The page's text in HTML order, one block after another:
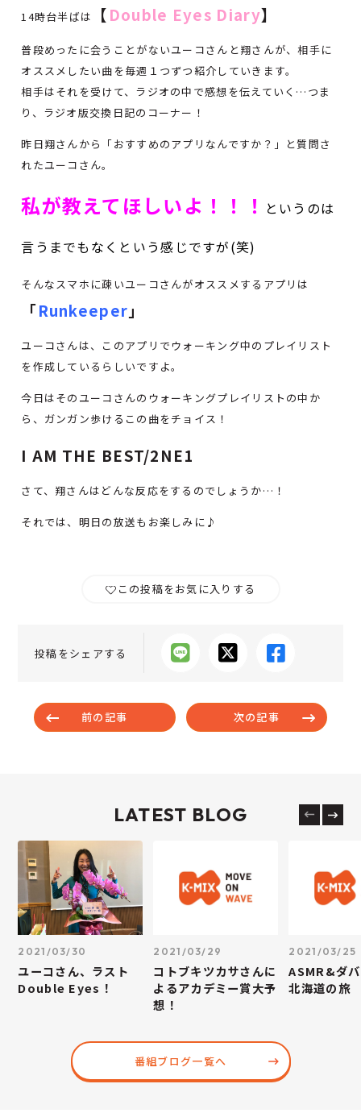
14時台半ばは 【Double Eyes Diary】
普段めったに会うことがないユーコさんと翔さんが、相手に
オススメしたい曲を毎週１つずつ紹介していきます。
相手はそれを受けて、ラジオの中で感想を伝えていく…つま
り、ラジオ版交換日記のコーナー！
昨日翔さんから「おすすめのアプリなんですか？」と質問さ
れたユーコさん。
私が教えてほしいよ！！！ というのは
言うまでもなくという感じですが(笑)
そんなスマホに疎いユーコさんがオススメするアプリは
「Runkeeper」
ユーコさんは、このアプリでウォーキング中のプレイリスト
を作成しているらしいですよ。
今日はそのユーコさんのウォーキングプレイリストの中か
ら、ガンガン歩けるこの曲をチョイス！
I AM THE BEST/2NE1
さて、翔さんはどんな反応をするのでしょうか…！
それでは、明日の放送もお楽しみに♪
この投稿をお気に入りする
投稿をシェアする
前の記事 次の記事
LATEST BLOG
2021/03/30
ユーコさん、ラスト
Double Eyes！
2021/03/29
コトブキツカサさんに
よるアカデミー賞大予
想！
2021/03/25
ASMR&ダ
北海道の旅
番組ブログ一覧へ